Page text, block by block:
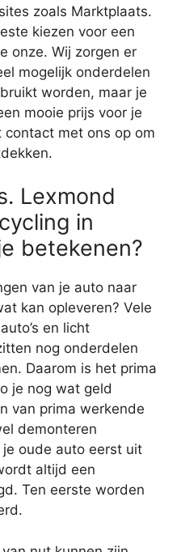
zoals Marktplaats.
kiezen voor een
onze. Wij zorgen er
mogelijk onderdelen
worden, maar je
mooie prijs voor je
met ons op om
Lexmond
in
betekenen?
van je auto naar
kan opleveren? Vele
en licht
nog onderdelen
Daarom is het prima
je nog wat geld
van prima werkende
demonteren
oude auto eerst uit
altijd een
Ten eerste worden